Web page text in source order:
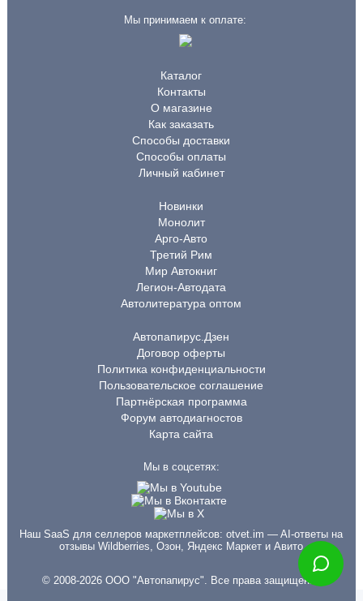
Мы принимаем к оплате:
Каталог
Контакты
О магазине
Как заказать
Способы доставки
Способы оплаты
Личный кабинет
Новинки
Монолит
Арго-Авто
Третий Рим
Мир Автокниг
Легион-Автодата
Автолитература оптом
Автопапирус.Дзен
Договор оферты
Политика конфиденциальности
Пользовательское соглашение
Партнёрская программа
Форум автодиагностов
Карта сайта
Мы в соцсетях:
Наш SaaS для селлеров маркетплейсов:otvet.im — AI-ответы на
отзывы Wildberries, Озон, Яндекс Маркет и Авито
© 2008-2026 ООО "Автопапирус". Все права защищены.